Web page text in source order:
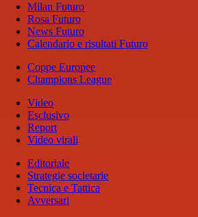
Milan Futuro
Rosa Futuro
News Futuro
Calendario e risultati Futuro
Coppe Europee
Champions League
Video
Esclusivo
Report
Video virali
Editoriale
Strategie societarie
Tecnica e Tattica
Avversari